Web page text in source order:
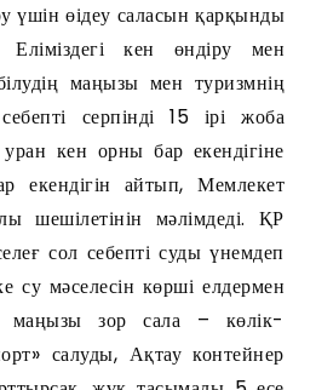
үшін өідеу саласын қарқынды
Еліміздегі кен өндіру мен
маңызы мен туризмнің
серпінді 15 ірі жоба
кен орны бар екендігіне
екендігін айтып, Мемлекет
шешілетінін мәлімдеді. ҚР
сол себепті суды үнемдеп
су мәселесін көрші елдермен
маңызы зор сала – көлік-
салуды, Ақтау контейнер